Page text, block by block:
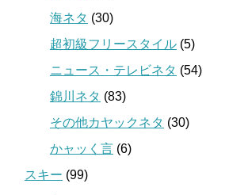
海ネタ (30)
超初級フリースタイル (5)
ニュース・テレビネタ (54)
錦川ネタ (83)
その他カヤックネタ (30)
かャッく言 (6)
スキー (99)